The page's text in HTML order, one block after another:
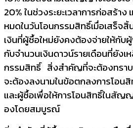
20%ในช่วงระยะเวลาการก่อสร้าง
หมดในวันโอนกรรมสิทธิ์เมื่อเสร็จสิ้
เงินที่ผู้ซื้อใหม่ยังคงต้องจ่ายให้กับ
กับจำนวนเงินดาวน์รายเดือนที่ยังเ
กรรมสิทธิ์สิ่งสำคัญที่จะต้องทรา
จะต้องลงนามในข้อตกลงการโอนสิ
และผู้ซื้อเพื่อให้การโอนสิทธิ์ในสัญญ
องโดยสมบูรณ์